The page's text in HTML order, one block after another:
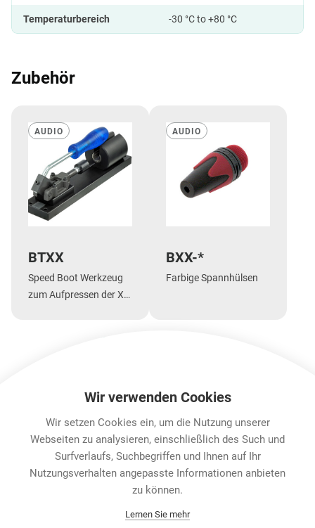
Temperaturbereich -30 °C to +80 °C
Zubehör
AUDIO
BTXX
Speed Boot Werkzeug
zum Aufpressen der XX
AUDIO
BXX-*
Farbige Spannhülsen
Features & Benefits Downloads Technische
Karriere
Datenschutz
Wir verwenden Cookies
Wir setzen Cookies ein, um die Nutzung unserer
Webseiten zu analysieren, einschließlich des Such und
Surfverlaufs, Suchbegriffen und Ihnen auf Ihr
Nutzungsverhalten angepasste Informationen anbieten
zu können.
Lernen Sie mehr